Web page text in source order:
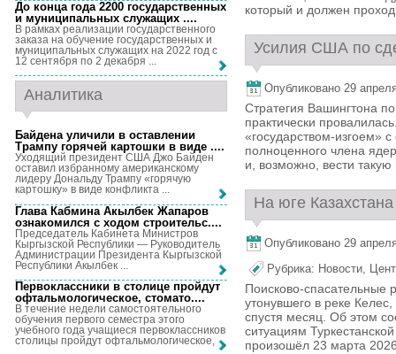
который и должен
Усилия США по
Опубликовано 29
Стратегия Вашингтона
практически
«государством-изгоем»
полноценного члена
и, возможно, вести такую
На юге
Опубликовано 29
Рубрика: Новости,
Поисково-спасательные
утонувшего в реке
спустя месяц. Об этом
ситуациям
произошёл 23 марта
До конца года 2200 государственных
и муниципальных служащих ....
В рамках реализации государственного
заказа на обучение государственных и
муниципальных служащих на 2022 год с
12 сентября по 2 декабря ...
Аналитика
Байдена уличили в оставлении
Трампу горячей картошки в виде ....
Уходящий президент США Джо Байден
оставил избранному американскому
лидеру Дональду Трампу «горячую
картошку» в виде конфликта ...
Глава Кабмина Акылбек Жапаров
ознакомился с ходом строительс....
Председатель Кабинета Министров
Кыргызской Республики — Руководитель
Администрации Президента Кыргызской
Республики Акылбек ...
Первоклассники в столице пройдут
офтальмологическое, стомато....
В течение недели самостоятельного
обучения первого семестра этого
учебного года учащиеся первоклассников
столицы пройдут офтальмологическое, ...